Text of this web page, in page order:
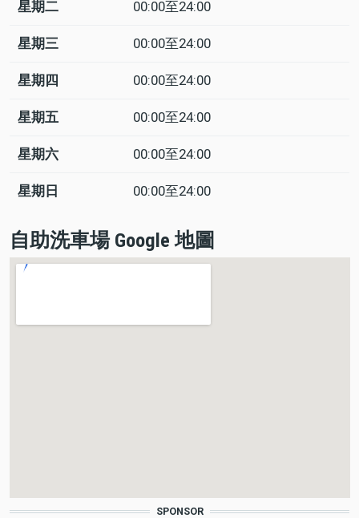
星期二 00:00至24:00
星期三 00:00至24:00
星期四 00:00至24:00
星期五 00:00至24:00
星期六 00:00至24:00
星期日 00:00至24:00
自助洗車場 Google 地圖
SPONSOR